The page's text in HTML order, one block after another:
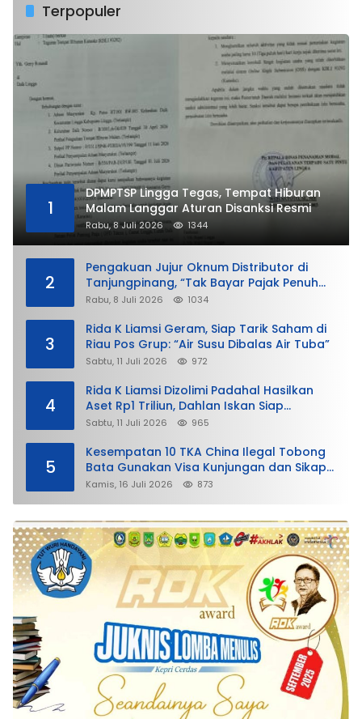
Terpopuler
1
DPMPTSP Lingga Tegas, Tempat Hiburan
Malam Langgar Aturan Disanksi Resmi
Rabu, 8 Juli 2026 1344
2
Pengakuan Jujur Oknum Distributor di
Tanjungpinang, “Tak Bayar Pajak Penuh
demi Untung”
Rabu, 8 Juli 2026 1034
3
Rida K Liamsi Geram, Siap Tarik Saham di
Riau Pos Grup: “Air Susu Dibalas Air Tuba”
Sabtu, 11 Juli 2026 972
4
Rida K Liamsi Dizolimi Padahal Hasilkan
Aset Rp1 Triliun, Dahlan Iskan Siap
Membela
Sabtu, 11 Juli 2026 965
5
Kesempatan 10 TKA China Ilegal Tobong
Bata Gunakan Visa Kunjungan dan Sikap
Lunak Ditjen Imigrasi Kepri?
Kamis, 16 Juli 2026 873